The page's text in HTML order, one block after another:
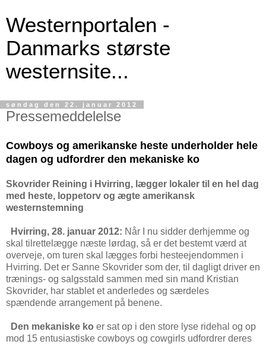
Westernportalen -
Danmarks største
westernsite...
søndag den 22. januar 2012
Pressemeddelelse
Cowboys og amerikanske heste underholder hele
dagen og udfordrer den mekaniske ko
Skovrider Reining i Hvirring, lægger lokaler til en hel dag
med heste, loppetorv og ægte amerikansk
westernstemning
Hvirring, 28. januar 2012: Når I nu sidder derhjemme og
skal tilrettelægge næste lørdag, så er det bestemt værd at
overveje, om turen skal lægges forbi hesteejendommen i
Hvirring. Det er Sanne Skovrider som der, til dagligt driver en
trænings- og salgsstald sammen med sin mand Kristian
Skovrider, har stablet et anderledes og særdeles
spændende arrangement på benene.
Den mekaniske ko er sat op i den store lyse ridehal og op
mod 15 entusiastiske cowboys og cowgirls udfordrer deres